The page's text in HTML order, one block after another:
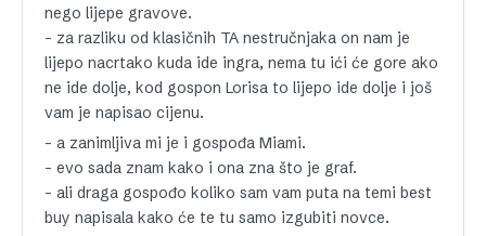
nego lijepe gravove.
– za razliku od klasičnih TA nestručnjaka on nam je
lijepo nacrtako kuda ide ingra, nema tu ići će gore ako
ne ide dolje, kod gospon Lorisa to lijepo ide dolje i još
vam je napisao cijenu.
– a zanimljiva mi je i gospođa Miami.
– evo sada znam kako i ona zna što je graf.
– ali draga gospođo koliko sam vam puta na temi best
buy napisala kako će te tu samo izgubiti novce.